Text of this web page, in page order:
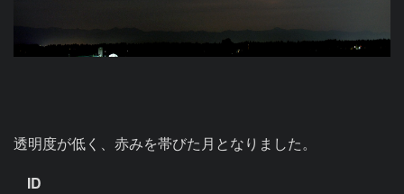
透明度が低く、赤みを帯びた月となりました。
ID